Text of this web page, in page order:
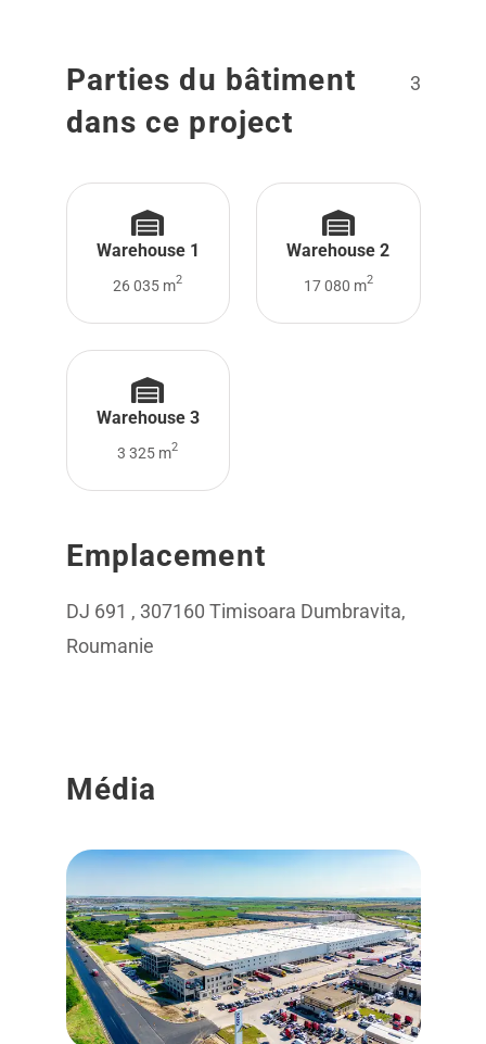
Parties du bâtiment
dans ce project
3
Warehouse 1
26 035 m2
Warehouse 2
17 080 m2
Warehouse 3
3 325 m2
Emplacement
DJ 691 , 307160 Timisoara Dumbravita,
Roumanie
Média